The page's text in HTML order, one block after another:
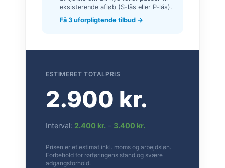
eksisterende afløb (S-lås eller P-lås).
Få 3 uforpligtende tilbud →
ESTIMERET TOTALPRIS
2.900 kr.
Interval: 2.400 kr. – 3.400 kr.
Prisen er et estimat inkl. moms og arbejdsløn.
Forbehold for rørføringens stand og svære
adgangsforhold.